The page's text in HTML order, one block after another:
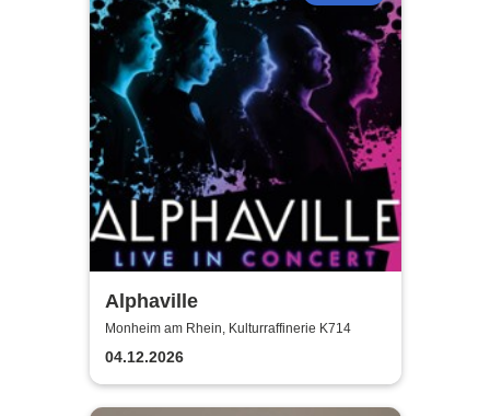
Alphaville
Monheim am Rhein, Kulturraffinerie K714
04.12.2026